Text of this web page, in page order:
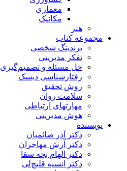
معماری
مکانیک
هنر
مجموعه کتاب
برندینگ شخصی
تفکر مدیریتی
حل مسئله و تصمیم‌گیری
رفتارشناسی دیسک
روش تحقیق
سلامت روان
مهارتهای ارتباطی
هوش مدیریتی
نویسنده
دکتر آذر صائمیان
دکتر آرش مهاجران
دکتر الهام بچه سقا
دکتر انسیه قلیچ‌لی